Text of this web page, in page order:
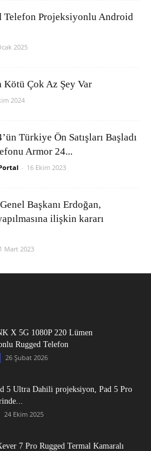
Telefon Projeksiyonlu Android
2025
Kötü Çok Az Şey Var
2024
Türkiye Ön Satışları Başladı
Armor 24...
- 16 Ekim 2023
Başkanı Erdoğan,
ilişkin kararı
Mart 2023
X 5G 1080P 220 Lümen
Rugged Telefon
26 Şubat 2026
5 Ultra Dahili projeksiyon, Pad 5 Pro
24 Ekim 2025
7 Pro Rugged Termal Kamaralı